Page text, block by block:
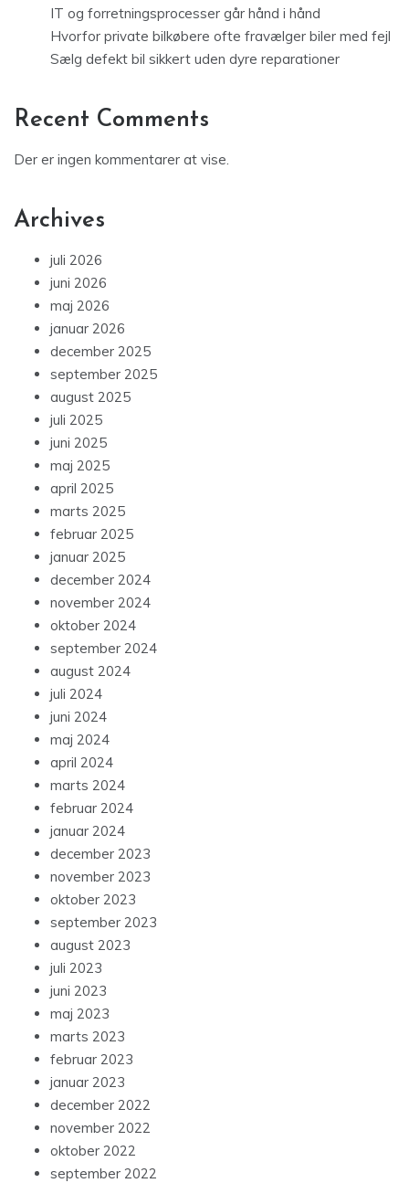
IT og forretningsprocesser går hånd i hånd
Hvorfor private bilkøbere ofte fravælger biler med fejl
Sælg defekt bil sikkert uden dyre reparationer
Recent Comments
Der er ingen kommentarer at vise.
Archives
juli 2026
juni 2026
maj 2026
januar 2026
december 2025
september 2025
august 2025
juli 2025
juni 2025
maj 2025
april 2025
marts 2025
februar 2025
januar 2025
december 2024
november 2024
oktober 2024
september 2024
august 2024
juli 2024
juni 2024
maj 2024
april 2024
marts 2024
februar 2024
januar 2024
december 2023
november 2023
oktober 2023
september 2023
august 2023
juli 2023
juni 2023
maj 2023
marts 2023
februar 2023
januar 2023
december 2022
november 2022
oktober 2022
september 2022